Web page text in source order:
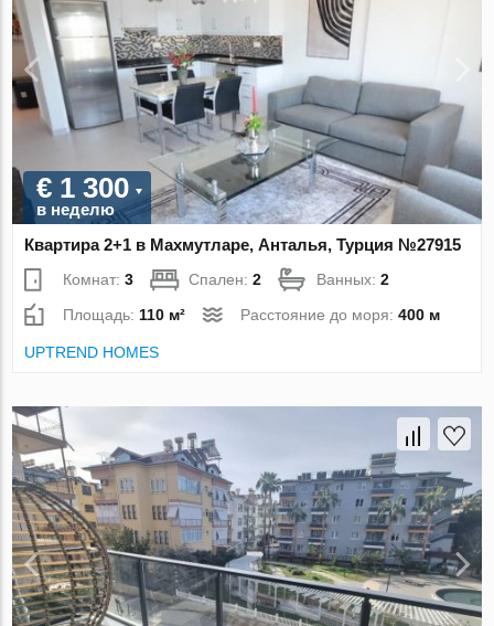
€ 1 300
в неделю
Квартира 2+1 в Махмутларе, Анталья, Турция №27915
Комнат:3 Спален:2 Ванных:2
Площадь:110 м² Расстояние до моря:400 м
UPTREND HOMES